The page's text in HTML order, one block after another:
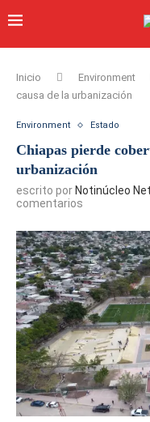
Inicio Environment
causa de la urbanización
Environment Estado
Chiapas pierde
urbanización
escrito por Notinúcleo
comentarios